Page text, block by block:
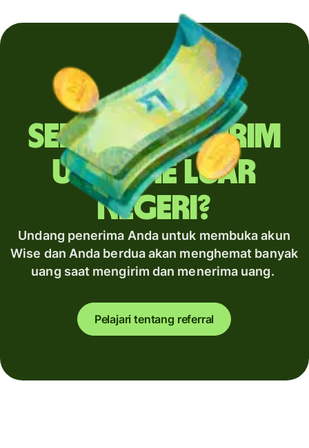
Sering mengirim
uang ke luar
negeri?
Undang penerima Anda untuk membuka akun
Wise dan Anda berdua akan menghemat banyak
uang saat mengirim dan menerima uang.
Pelajari tentang referral